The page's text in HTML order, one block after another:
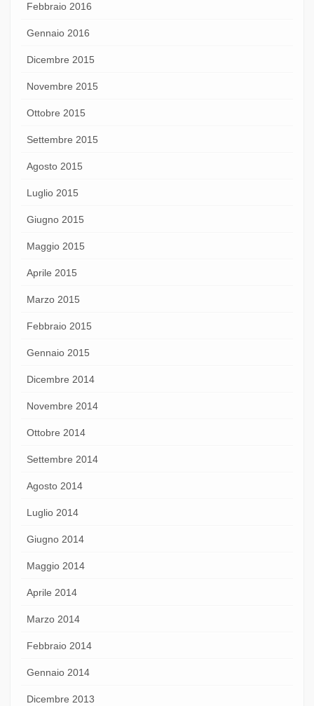
Febbraio 2016
Gennaio 2016
Dicembre 2015
Novembre 2015
Ottobre 2015
Settembre 2015
Agosto 2015
Luglio 2015
Giugno 2015
Maggio 2015
Aprile 2015
Marzo 2015
Febbraio 2015
Gennaio 2015
Dicembre 2014
Novembre 2014
Ottobre 2014
Settembre 2014
Agosto 2014
Luglio 2014
Giugno 2014
Maggio 2014
Aprile 2014
Marzo 2014
Febbraio 2014
Gennaio 2014
Dicembre 2013